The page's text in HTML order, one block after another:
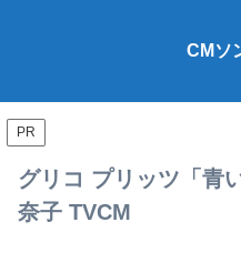
CMソ
PR
グリコ プリッツ「青
奈子 TVCM